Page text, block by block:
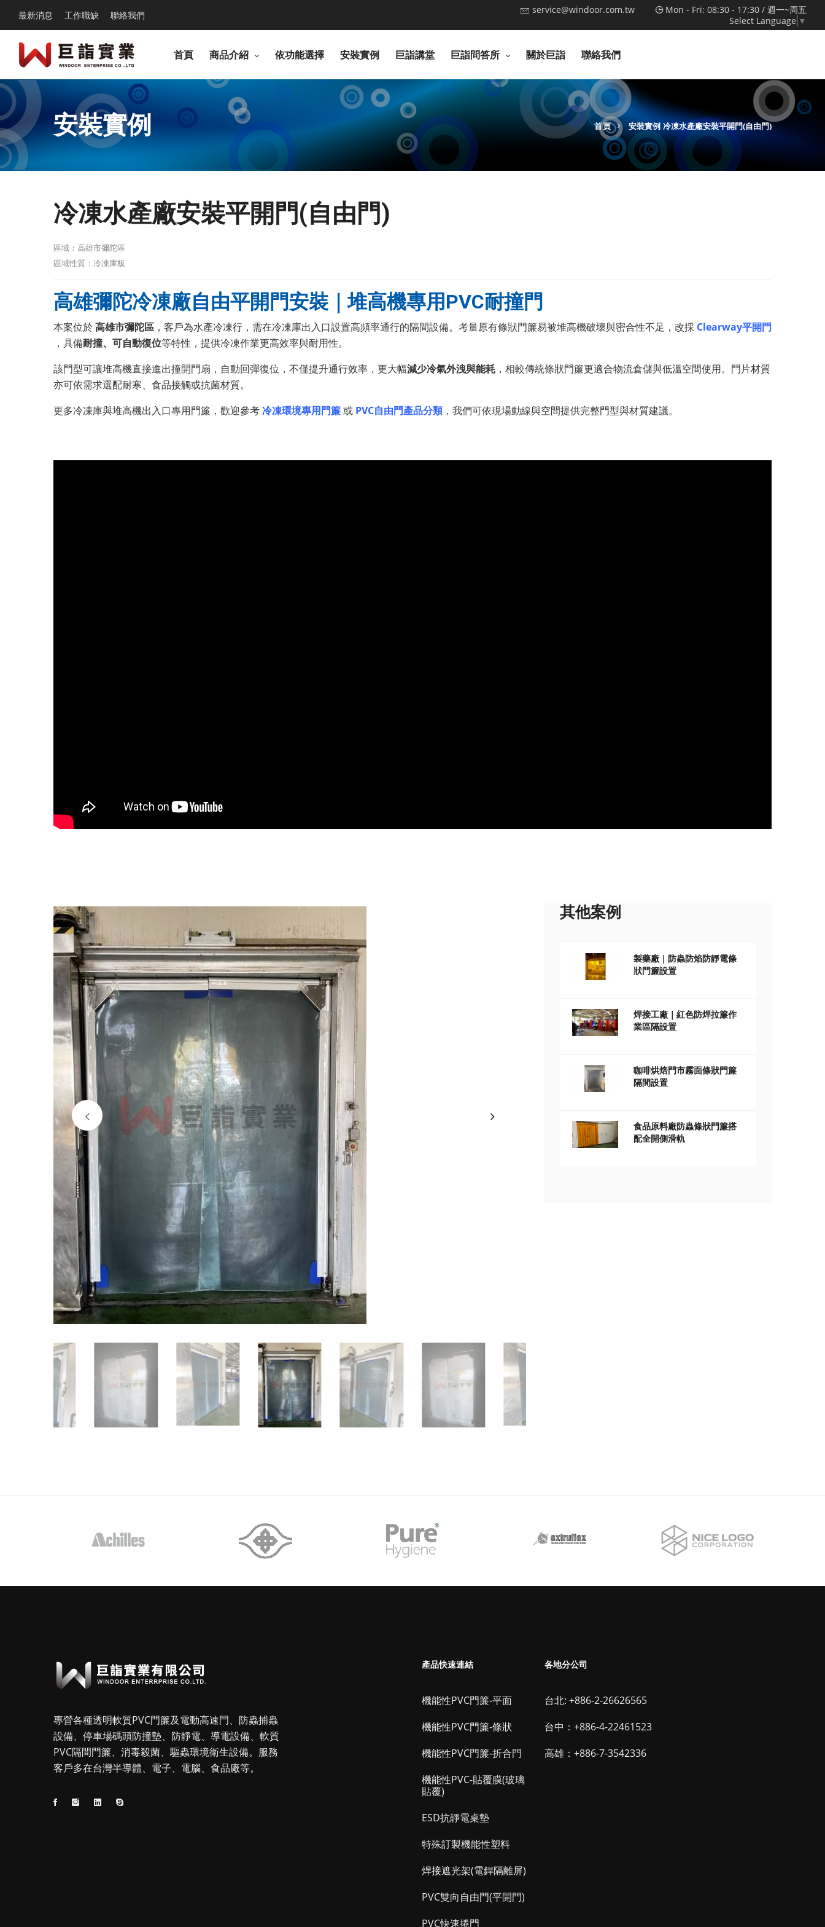
最新消息 工作職缺 聯絡我們 service@windoor.com.tw
Mon - Fri: 08:30 - 17:30 / 週一~周五
Select Language ▼
首頁 商品介紹 依功能選擇 安裝實例 巨詣講堂 巨詣問答所 關於巨詣 聯絡我們
安裝實例 首頁 安裝實例 冷凍水產廠安裝平開門(自由門)
冷凍水產廠安裝平開門(自由門)
區域：高雄市彌陀區
區域性質：冷凍庫板
高雄彌陀冷凍廠自由平開門安裝｜堆高機專用PVC耐撞門
本案位於高雄市彌陀區 ，客戶為水產冷凍行，需在冷凍庫出入口設置高頻率通行的隔間設備。考量原有條狀門簾易被堆高機破壞與密合性不足，改採 Clearway平開門
，具備耐撞、可自動復位等特性，提供冷凍作業更高效率與耐用性。
該門型可讓堆高機直接進出撞開門扇，自動回彈復位，不僅提升通行效率，更大幅減少冷氣外洩與能耗 ，相較傳統條狀門簾更適合物流倉儲與低溫空間使用。門片材質
亦可依需求選配耐寒、食品接觸或抗菌材質。
更多冷凍庫與堆高機出入口專用門簾，歡迎參考冷凍環境專用門簾或 PVC自由門產品分類，我們可依現場動線與空間提供完整門型與材質建議。
其他案例
製藥廠｜防蟲防焰防靜電條
狀門簾設置
焊接工廠｜紅色防焊拉簾作
業區隔設置
咖啡烘焙門市霧面條狀門簾
隔間設置
食品原料廠防蟲條狀門簾搭
配全開側滑軌
專營各種透明軟質PVC門簾及電動高速門、防蟲捕蟲
設備、停車場碼頭防撞墊、防靜電、導電設備、軟質
PVC隔間門簾、消毒殺菌、驅蟲環境衛生設備。服務
客戶多在台灣半導體、電子、電腦、食品廠等。
產品快速連結
機能性PVC門簾-平面
機能性PVC門簾-條狀
機能性PVC門簾-折合門
機能性PVC-貼覆膜(玻璃
貼覆)
ESD抗靜電桌墊
特殊訂製機能性塑料
焊接遮光架(電銲隔離屏)
PVC雙向自由門(平開門)
PVC快速捲門
各地分公司
台北: +886-2-26626565
台中：+886-4-22461523
高雄：+886-7-3542336